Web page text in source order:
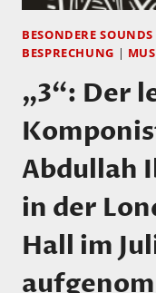
BESONDERE SOUNDS
BESPRECHUNG |
„3“: Der
Abdullah
in der
Hall im